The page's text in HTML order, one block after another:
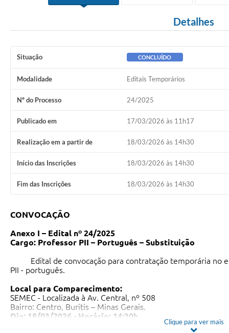
Detalhes
Situação CONCLUÍDO
Modalidade Editais Temporários
Nº do Processo 24/2025
Publicado em 17/03/2026 às 11h17
Realização em a partir de 18/03/2026 às 14h30
Início das Inscrições 18/03/2026 às 14h30
Fim das Inscrições 18/03/2026 às 14h30
CONVOCAÇÃO
Anexo I – Edital nº 24/2025
Cargo: Professor PII – Português – Substituição
Edital de convocação para contratação temporária no
PII - português.
Local para Comparecimento:
SEMEC - Localizada à Av. Central, nº 508
Bairro: Centro, Buritis – Minas Gerais.
Dia: 18/03/2026 - Horário: 14:30h.
Clique para ver mais